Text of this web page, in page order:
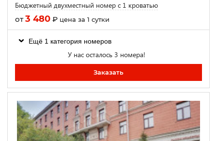
Бюджетный двухместный номер с 1 кроватью
от3 480 ₽ цена за 1 сутки
Ещё 1 категория номеров
У нас осталось 3 номера!
Заказать